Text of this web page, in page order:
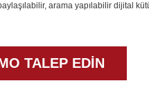
arama yapılabilir dijital
TALEP EDİN